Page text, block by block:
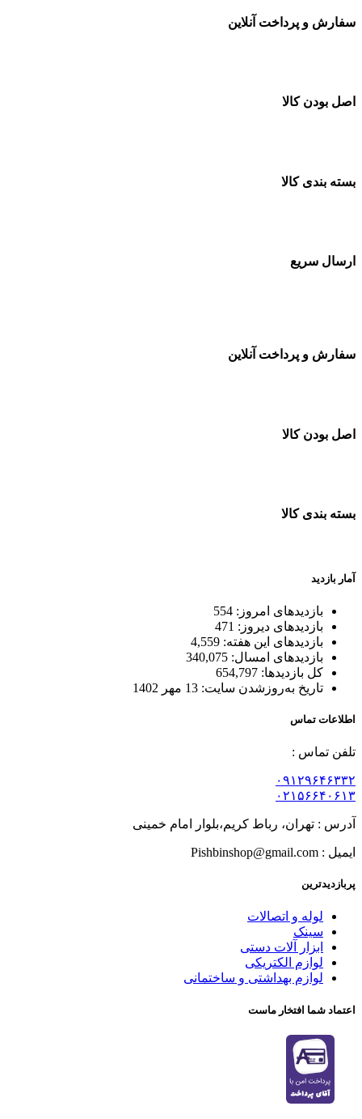
سفارش و پرداخت آنلاین
اصل بودن کالا
بسته بندی کالا
ارسال سریع
سفارش و پرداخت آنلاین
اصل بودن کالا
بسته بندی کالا
آمار بازدید
بازدیدهای امروز: 554
بازدیدهای دیروز: 471
بازدیدهای این هفته: 4,559
بازدیدهای امسال: 340,075
کل بازدیدها: 654,797
تاریخ به‌روزشدن سایت: 13 مهر 1402
اطلاعات تماس
تلفن تماس :
۰۹۱۲۹۶۴۶۳۳۲
۰۲۱۵۶۶۴۰۶۱۳
آدرس : تهران، رباط کریم،بلوار امام خمینی
ایمیل : Pishbinshop@gmail.com
پربازدیدترین
لوله و اتصالات
سینک
ابزار آلات دستی
لوازم الکتریکی
لوازم بهداشتی و ساختمانی
اعتماد شما افتخار ماست